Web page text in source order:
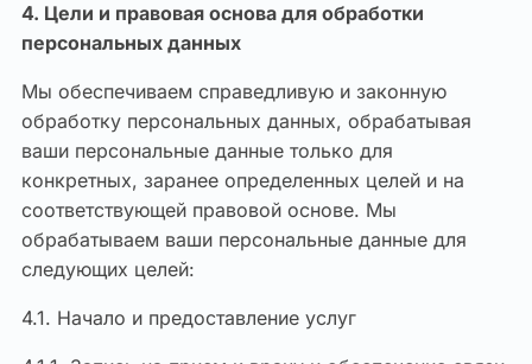
4. Цели и правовая основа для обработки
персональных данных
Мы обеспечиваем справедливую и законную
обработку персональных данных, обрабатывая
ваши персональные данные только для
конкретных, заранее определенных целей и на
соответствующей правовой основе. Мы
обрабатываем ваши персональные данные для
следующих целей:
4.1. Начало и предоставление услуг